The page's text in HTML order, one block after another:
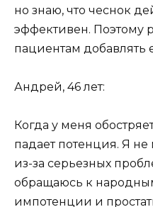
но знаю, что чеснок
эффективен. Поэтому
пациентам добавлять
Андрей, 46 лет:
Когда у меня
падает потенция. Я
из-за серьезных
обращаюсь к
импотенции и